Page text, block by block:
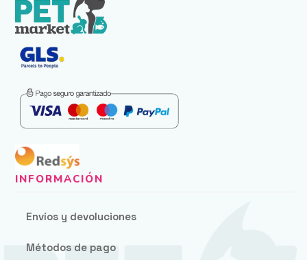
Envíos y devoluciones
Métodos de pago